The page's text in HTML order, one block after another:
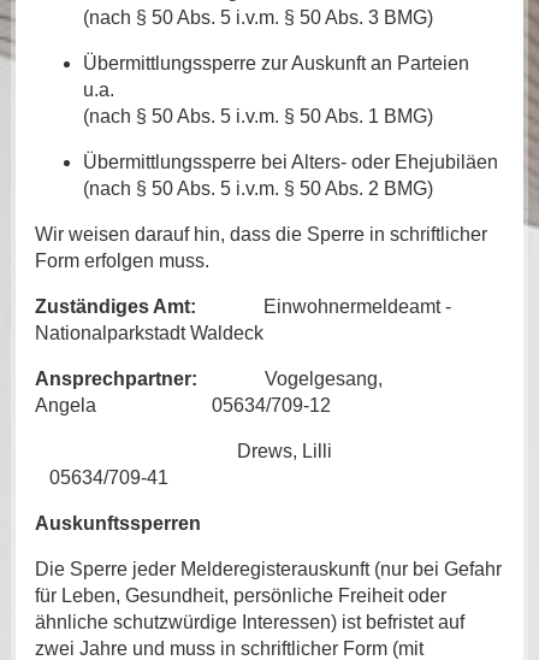
(nach § 50 Abs. 5 i.v.m. § 50 Abs. 3 BMG)
Übermittlungssperre zur Auskunft an Parteien
u.a.
(nach § 50 Abs. 5 i.v.m. § 50 Abs. 1 BMG)
Übermittlungssperre bei Alters- oder Ehejubiläen
(nach § 50 Abs. 5 i.v.m. § 50 Abs. 2 BMG)
Wir weisen darauf hin, dass die Sperre in schriftlicher
Form erfolgen muss.
Zuständiges Amt: Einwohnermeldeamt -
Nationalparkstadt Waldeck
Ansprechpartner: Vogelgesang,
Angela 05634/709-12
Drews, Lilli
05634/709-41
Auskunftssperren
Die Sperre jeder Melderegisterauskunft (nur bei Gefahr
für Leben, Gesundheit, persönliche Freiheit oder
ähnliche schutzwürdige Interessen) ist befristet auf
zwei Jahre und muss in schriftlicher Form (mit